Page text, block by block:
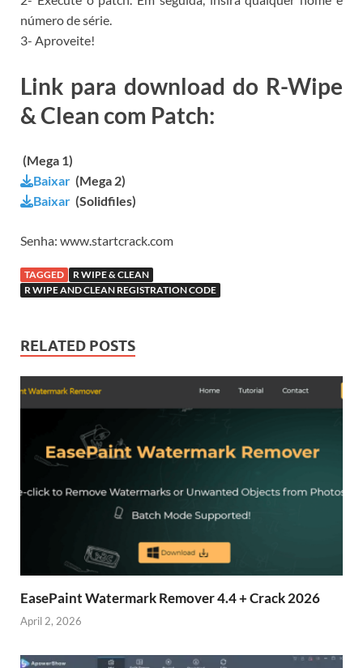
número de série.
3- Aproveite!
Link para download do R-Wipe
& Clean com Patch:
(Mega 1)
Baixar (Mega 2)
Baixar (Solidfiles)
Senha: www.startcrack.com
TAGGED
R WIPE & CLEAN
R WIPE AND CLEAN REGISTRATION CODE
RELATED POSTS
EasePaint Watermark Remover 4.4 + Crack 2026
April 2, 2026